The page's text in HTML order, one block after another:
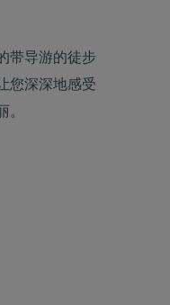
带导游的徒步
您深深地感受
。